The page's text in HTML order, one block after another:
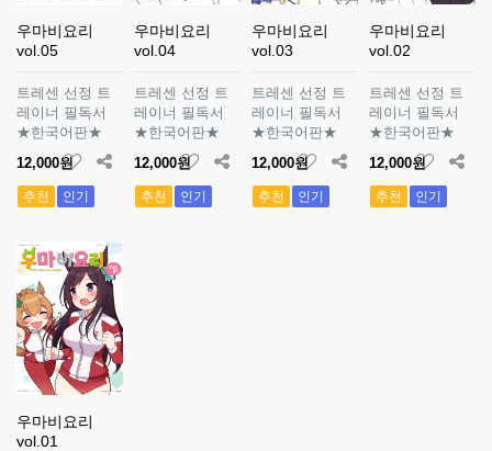
우마비요리
vol.05
트레센 선정 트
레이너 필독서
★한국어판★
12,000원
추천 인기
우마비요리
vol.04
트레센 선정 트
레이너 필독서
★한국어판★
12,000원
추천 인기
우마비요리
vol.03
트레센 선정 트
레이너 필독서
★한국어판★
12,000원
추천 인기
우마비요리
vol.02
트레센 선정 트
레이너 필독서
★한국어판★
12,000원
추천 인기
우마비요리
vol.01